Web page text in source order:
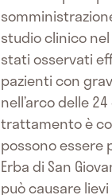
studio clinico
stati osservati
pazienti con
nell’arco delle
trattamento è
possono essere
Erba di San
può causare